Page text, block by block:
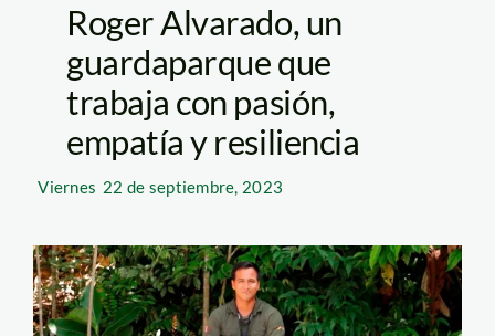
Roger Alvarado, un
guardaparque que
trabaja con pasión,
empatía y resiliencia
Viernes 22 de septiembre, 2023